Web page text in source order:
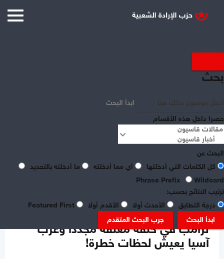
بحث
ابدأ البحث
حصرا داخل هذه الأقسام
البحث عن
كل الكلمات التي أدخلتها
أي مما أدخلته
ما أدخلته بالتحديد
Phrase Prefix
Wildcard
ترتيب النتائج بحسب:
درجة التطابق
الأحدث أولا الأقدم أولا
ابدأ البحث
جرب البحث المتقدم
ترامب في حلقة مغلقة مجدداً وغرب
آسيا يعيش لحظات خطرة!